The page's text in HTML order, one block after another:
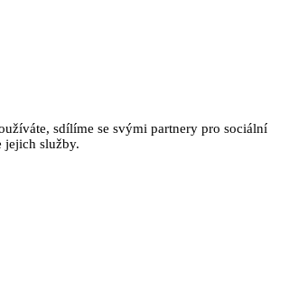
sdílíme se svými partnery pro sociální
jejich služby.